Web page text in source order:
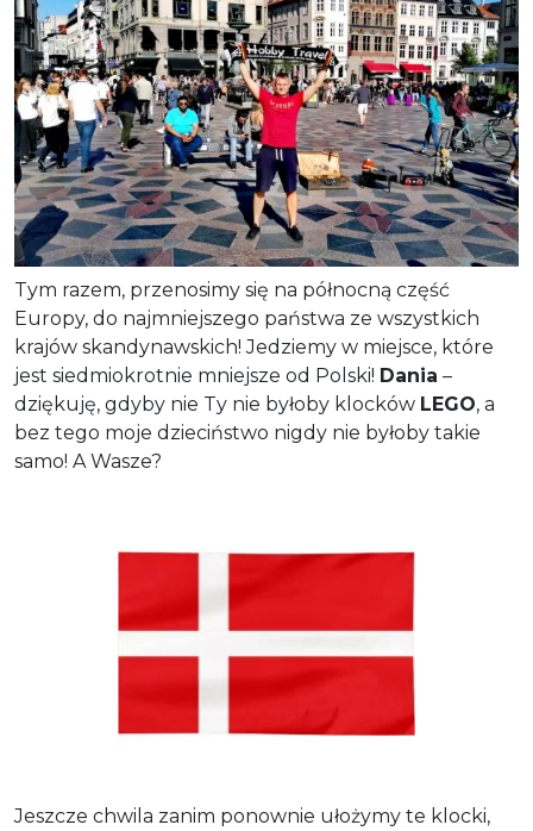
Tym razem, przenosimy się na północną część
Europy, do najmniejszego państwa ze wszystkich
krajów skandynawskich! Jedziemy w miejsce, które
jest siedmiokrotnie mniejsze od Polski! Dania –
dziękuję, gdyby nie Ty nie byłoby klocków LEGO, a
bez tego moje dzieciństwo nigdy nie byłoby takie
samo! A Wasze?
Jeszcze chwila zanim ponownie ułożymy te klocki,